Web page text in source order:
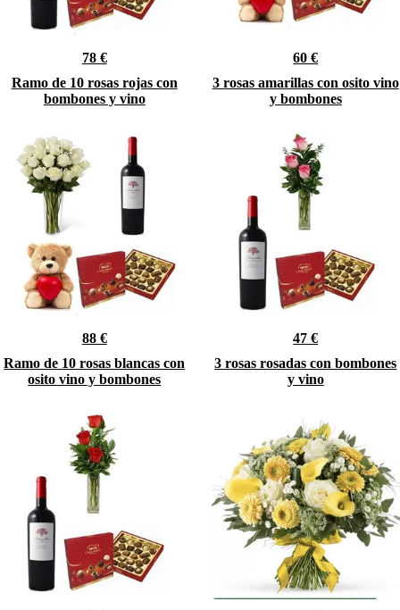
78 €
Ramo de 10 rosas rojas con
bombones y vino
60 €
3 rosas amarillas con osito vino
y bombones
88 €
Ramo de 10 rosas blancas con
osito vino y bombones
47 €
3 rosas rosadas con bombones
y vino